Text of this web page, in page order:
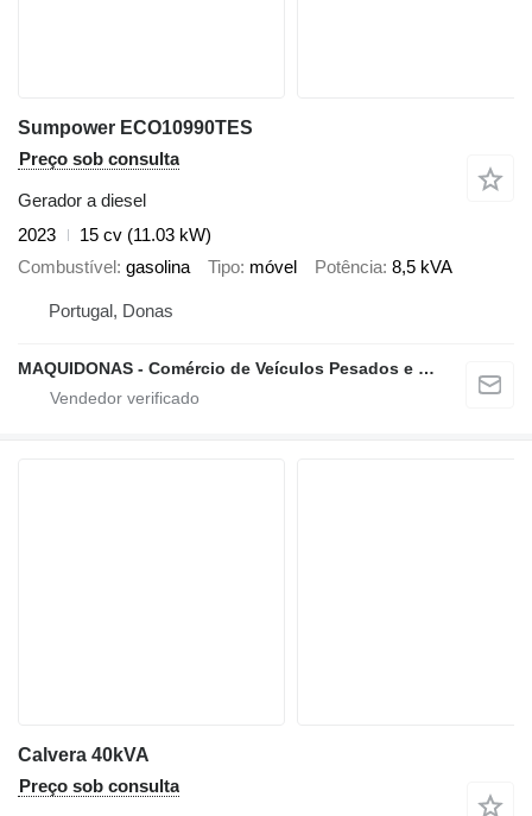
Sumpower ECO10990TES
Preço sob consulta
Gerador a diesel
2023
15 cv (11.03 kW)
Combustível gasolina Tipo móvel Potência 8,5 kVA
Portugal, Donas
MAQUIDONAS - Comércio de Veículos Pesados e Ligeiros, Lda.
Calvera 40kVA
Preço sob consulta